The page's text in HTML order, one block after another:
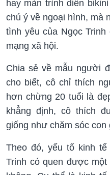
hay màn trình diễn
chú ý về ngoại hình, mà
tình yêu của Ngọc
mạng xã hội.
Chia sẻ về mẫu người
cho biết, cô chỉ thích
hơn chừng 20 tuổi là
khẳng định, cô thích
giống như chăm sóc con
Theo đó, yếu tố kinh
Trinh có quen được